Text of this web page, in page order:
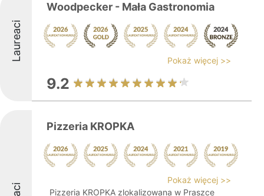
Laureaci
Woodpecker - Mała Gastronomia
Pokaż więcej >>
9.2
Pizzeria KROPKA
Pokaż więcej >>
Pizzeria KROPKA zlokalizowana w Praszce